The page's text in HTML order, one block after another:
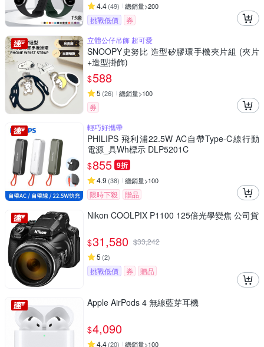
4.4(49) 總銷量>200
挑戰低價
券
立體公仔吊飾 超可愛
SNOOPY史努比 造型矽膠環手機夾片組 (夾片
+造型掛飾)
$588
5 (26) 總銷量>100
券
輕巧好攜帶
PHILIPS 飛利浦22.5W AC自帶Type-C線行動
電源_具Wh標示 DLP5201C
$855 9折
4.9 (38) 總銷量>100
限時下殺 贈品
Nikon COOLPIX P1100 125倍光學變焦 公司貨
$31,580 $33,242
5 (2)
挑戰低價 券 贈品
Apple AirPods 4 無線藍芽耳機
$4,090
4.4(20) 總銷量>100